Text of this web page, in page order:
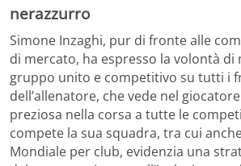
nerazzurro
Simone Inzaghi, pur di fronte alle
di mercato, ha espresso la volontà di
gruppo unito e competitivo su tutti i
dell’allenatore, che vede nel
preziosa nella corsa a tutte le
compete la sua squadra, tra cui
Mondiale per club, evidenzia una